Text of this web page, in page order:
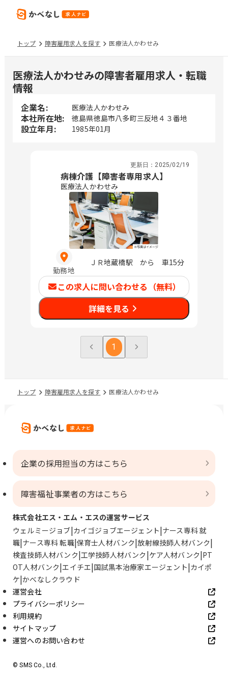
トップ 障害雇用求人を探す 医療法人かわせみ
医療法人かわせみの障害者雇用求人・転職
情報
企業名: 医療法人かわせみ
本社所在地: 徳島県徳島市八多町三反地４３番地
設立年月: 1985年01月
更新日： 2025/02/19
病棟介護【障害者専用求人】
医療法人かわせみ
勤務地
ＪＲ地蔵橋駅 から 車15分
この求人に問い合わせる（無料）
詳細を見る
1
トップ 障害雇用求人を探す 医療法人かわせみ
企業の採用担当の方はこちら
障害福祉事業者の方はこちら
株式会社エス・エム・エスの運営サービス
ウェルミージョブ カイゴジョブエージェント ナース専科 就
職 ナース専科 転職 保育士人材バンク 放射線技師人材バンク
検査技師人材バンク 工学技師人材バンク ケア人材バンク PT
OT人材バンク エイチエ 国試黒本治療家エージェント カイポ
ケ かべなしクラウド
運営会社
プライバシーポリシー
利用規約
サイトマップ
運営へのお問い合わせ
© SMS Co., Ltd.